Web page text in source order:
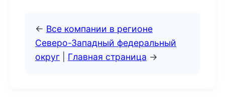
← Все компании в регионе
Северо-Западный федеральный
округ
Главная страница →